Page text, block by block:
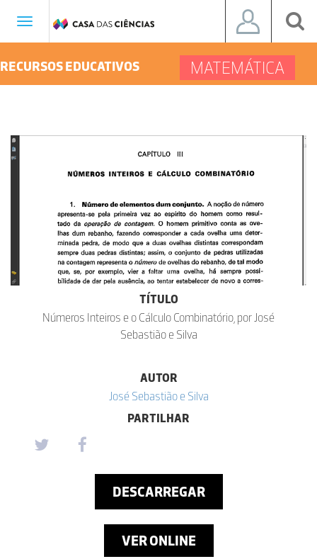
Toggle
RECURSOS EDUCATIVOS MATEMÁTICA
TÍTULO
Números Inteiros e o Cálculo Combinatório, por José
Sebastião e Silva
AUTOR
José Sebastião e Silva
PARTILHAR
DESCARREGAR
VER ONLINE